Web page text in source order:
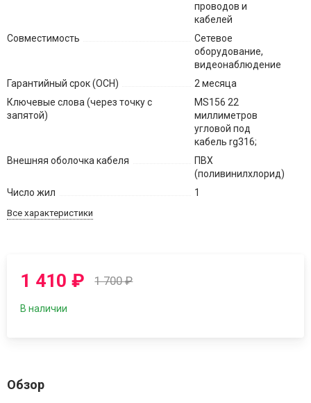
проводов и
кабелей
Совместимость
Сетевое
оборудование,
видеонаблюдение
Гарантийный срок (ОСН)
2 месяца
Ключевые слова (через точку с
запятой)
MS156 22
миллиметров
угловой под
кабель rg316;
Внешняя оболочка кабеля
ПВХ
(поливинилхлорид)
Число жил
1
Все характеристики
1 410₽ 1 700₽
В наличии
Обзор